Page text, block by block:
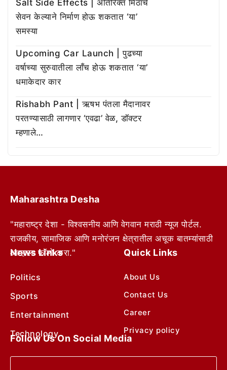
Salt Side Effects | अतिरिक्त मिठाचे
सेवन केल्याने निर्माण होऊ शकतात ‘या’
समस्या
Upcoming Car Launch | पुढच्या
वर्षाच्या सुरुवातीला लाँच होऊ शकतात ‘या’
धमाकेदार कार
Rishabh Pant | ऋषभ पंतला मैदानावर
परतण्यासाठी लागणार ‘एवढा’ वेळ, डॉक्टर
म्हणाले…
Maharashtra Desha
"महाराष्ट्र देशा - विश्वसनीय आणि वेगवान मराठी न्यूज पोर्टल.
राजकीय, सामाजिक आणि मनोरंजन क्षेत्रातील अचूक बातम्यांसाठी
आम्हाला फॉलो करा."
News Links
Politics
Sports
Entertainment
Technology
Quick Links
About Us
Contact Us
Career
Privacy policy
Follow Us On Social Media